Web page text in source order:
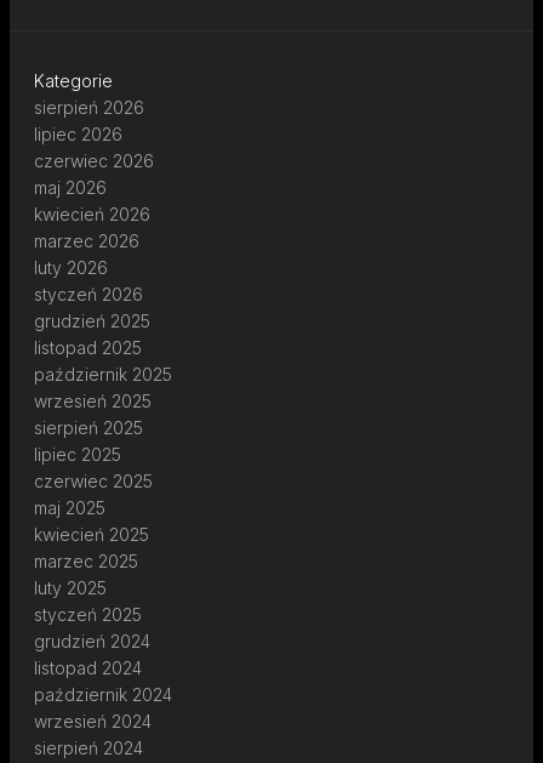
Kategorie
sierpień 2026
lipiec 2026
czerwiec 2026
maj 2026
kwiecień 2026
marzec 2026
luty 2026
styczeń 2026
grudzień 2025
listopad 2025
październik 2025
wrzesień 2025
sierpień 2025
lipiec 2025
czerwiec 2025
maj 2025
kwiecień 2025
marzec 2025
luty 2025
styczeń 2025
grudzień 2024
listopad 2024
październik 2024
wrzesień 2024
sierpień 2024